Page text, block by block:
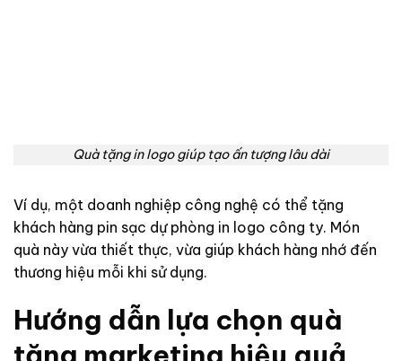
Quà tặng in logo giúp tạo ấn tượng lâu dài
Ví dụ, một doanh nghiệp công nghệ có thể tặng
khách hàng pin sạc dự phòng in logo công ty. Món
quà này vừa thiết thực, vừa giúp khách hàng nhớ đến
thương hiệu mỗi khi sử dụng.
Hướng dẫn lựa chọn quà